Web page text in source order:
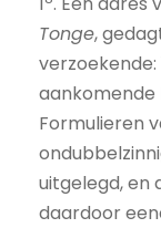
Tonge,
aankomende
Formulieren
uitgelegd, en
daardoor